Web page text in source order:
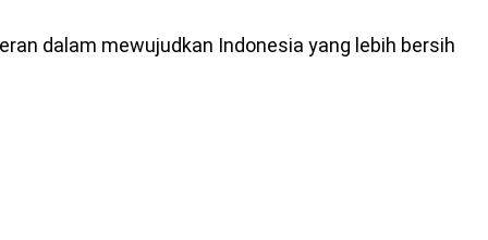
dalam mewujudkan Indonesia yang lebih bersih